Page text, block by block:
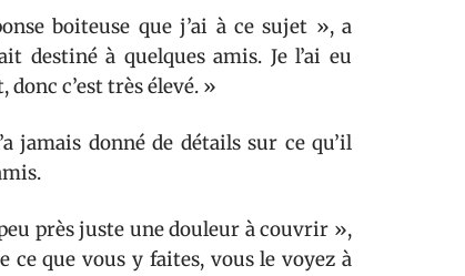
boiteuse que j’ai à ce sujet », a
destiné à quelques amis. Je l’ai eu
donc c’est très élevé. »
jamais donné de détails sur ce qu’il
près juste une douleur à couvrir »,
que vous y faites, vous le voyez à